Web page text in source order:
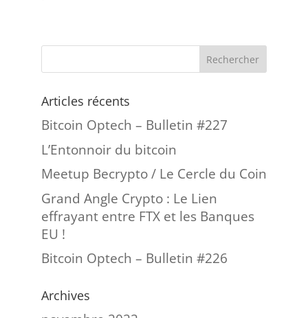
Articles récents
Bitcoin Optech – Bulletin #227
L’Entonnoir du bitcoin
Meetup Becrypto / Le Cercle du Coin
Grand Angle Crypto : Le Lien
effrayant entre FTX et les Banques
EU !
Bitcoin Optech – Bulletin #226
Archives